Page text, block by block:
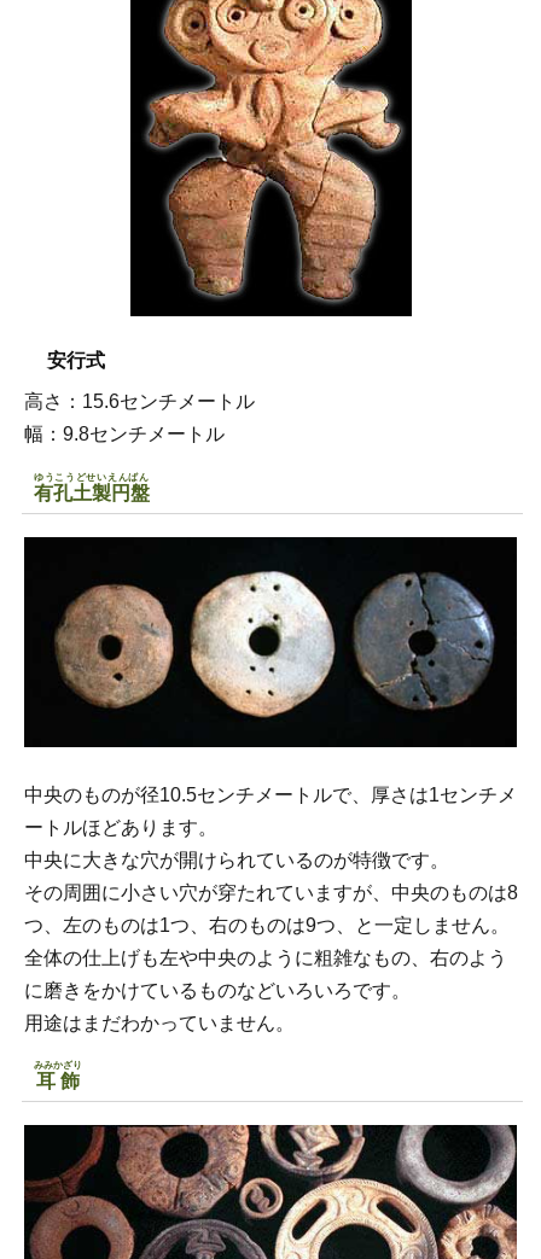
安行式
高さ：15.6センチメートル
幅：9.8センチメートル
有孔土製円盤
ゆうこうどせいえんばん
中央のものが径10.5センチメートルで、厚さは1センチメ
ートルほどあります。
中央に大きな穴が開けられているのが特徴です。
その周囲に小さい穴が穿たれていますが、中央のものは8
つ、左のものは1つ、右のものは9つ、と一定しません。
全体の仕上げも左や中央のように粗雑なもの、右のよう
に磨きをかけているものなどいろいろです。
用途はまだわかっていません。
耳飾
みみかざり